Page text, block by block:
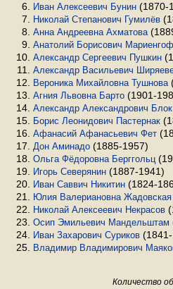
Иван Алексеевич Бунин (1870-
Николай Степанович Гумилёв
Анна Андреевна Ахматова
Анатолий Борисович Мариенгоф
Александр Сергеевич Пушкин
Александр Васильевич
Вероника Михайловна Тушнова
Агния Львовна Барто (1901-
Александр Александрович Блок
Борис Леонидович Пастернак
Афанасий Афанасьевич Фет
Дон Аминадо (1885-1957)
Ольга Фёдоровна Берггольц
Игорь Северянин (1887-1941)
Иван Саввич Никитин (1824-
Юлия Валериановна Жадовская
Николай Алексеевич Некрасов
Осип Эмильевич Мандельштам
Иван Захарович Суриков
Владимир Владимирович
Количество